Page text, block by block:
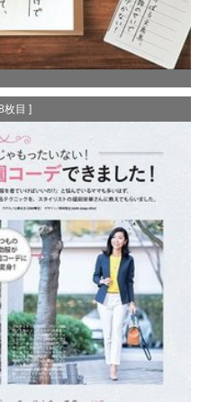
枚目 ]